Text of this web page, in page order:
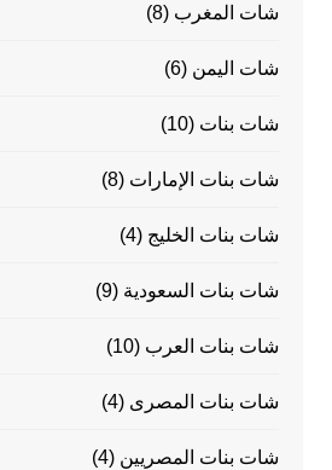
شات المغرب (8)
شات اليمن (6)
شات بنات (10)
شات بنات الإمارات (8)
شات بنات الخليج (4)
شات بنات السعودية (9)
شات بنات العرب (10)
شات بنات المصرى (4)
شات بنات المصريين (4)